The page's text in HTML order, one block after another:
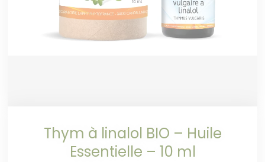
Thym à linalol BIO – Huile
Essentielle – 10 ml